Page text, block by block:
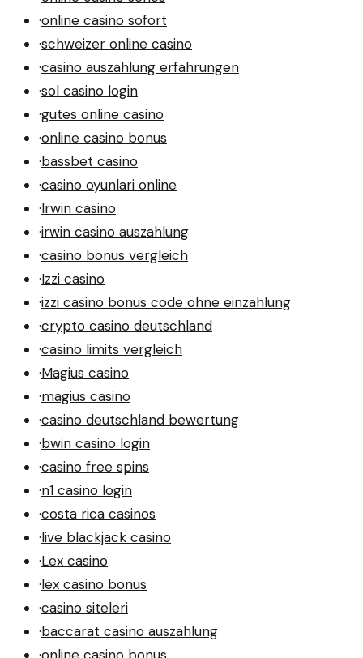
·online casino sofort
·schweizer online casino
·casino auszahlung erfahrungen
·sol casino login
·gutes online casino
·online casino bonus
·bassbet casino
·casino oyunlari online
·Irwin casino
·irwin casino auszahlung
·casino bonus vergleich
·Izzi casino
·izzi casino bonus code ohne einzahlung
·crypto casino deutschland
·casino limits vergleich
·Magius casino
·magius casino
·casino deutschland bewertung
·bwin casino login
·casino free spins
·n1 casino login
·costa rica casinos
·live blackjack casino
·Lex casino
·lex casino bonus
·casino siteleri
·baccarat casino auszahlung